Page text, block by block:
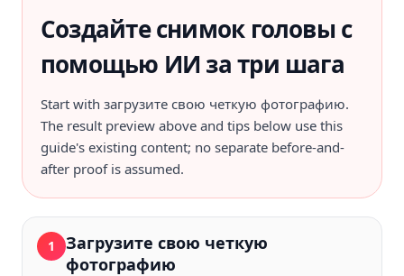
Создайте снимок головы с
помощью ИИ за три шага
Start with загрузите свою четкую фотографию.
The result preview above and tips below use this
guide's existing content; no separate before-and-
after proof is assumed.
1
Загрузите свою четкую
фотографию